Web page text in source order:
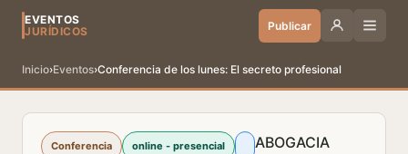
EVENTOS
JURÍDICOS
Publicar
Inicio›Eventos›Conferencia de los lunes: El secreto profesional
Conferencia online - presencial
ABOGACIA